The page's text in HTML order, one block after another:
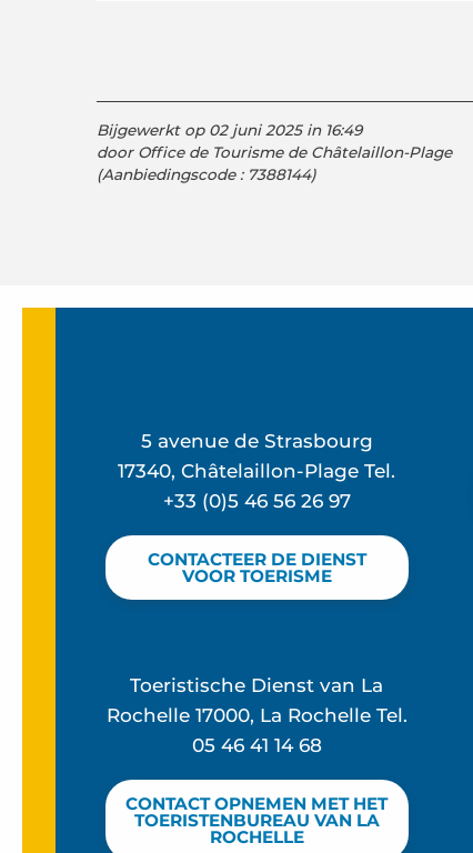
Bijgewerkt op 02 juni 2025 in 16:49
door Office de Tourisme de Châtelaillon-Plage
(Aanbiedingscode : 7388144)
5 avenue de Strasbourg
17340, Châtelaillon-Plage Tel.
+33 (0)5 46 56 26 97
CONTACTEER DE DIENST
VOOR TOERISME
Toeristische Dienst van La
Rochelle 17000, La Rochelle Tel.
05 46 41 14 68
CONTACT OPNEMEN MET HET
TOERISTENBUREAU VAN LA
ROCHELLE